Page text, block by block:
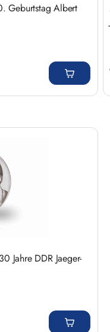
Geburtstag Albert
Jahre DDR Jaeger-